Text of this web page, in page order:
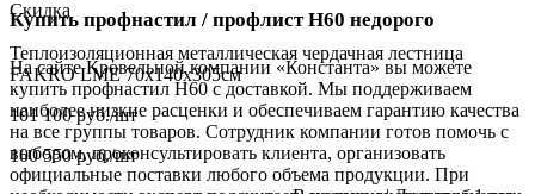
Купить профнастил / профлист Н60 недорого
На сайте Кровельной компании «Константа» вы можете
купить профнастил Н60 с доставкой. Мы поддерживаем
наиболее низкие расценки и обеспечиваем гарантию качества
на все группы товаров. Сотрудник компании готов помочь с
выбором, проконсультировать клиента, организовать
официальные поставки любого объема продукции. При
Скидка
Теплоизоляционная металлическая чердачная лестница
FAKRO LME 70х140х305см
101 100руб./шт
100 550руб./шт